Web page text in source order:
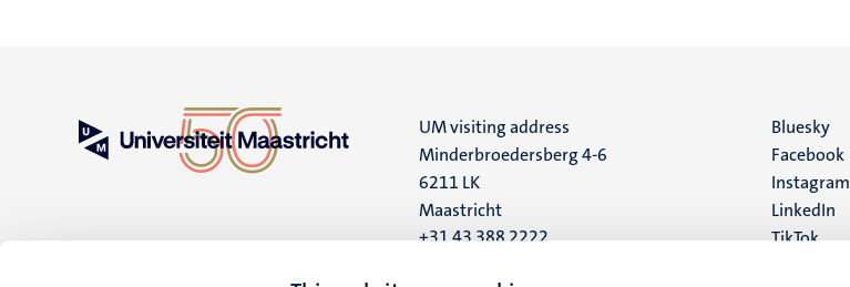
UM visiting address
Minderbroedersberg 4-6
6211 LK
Maastricht
+31 43 388 2222
Social
media
Bluesky
Facebook
Instagram
LinkedIn
TikTok